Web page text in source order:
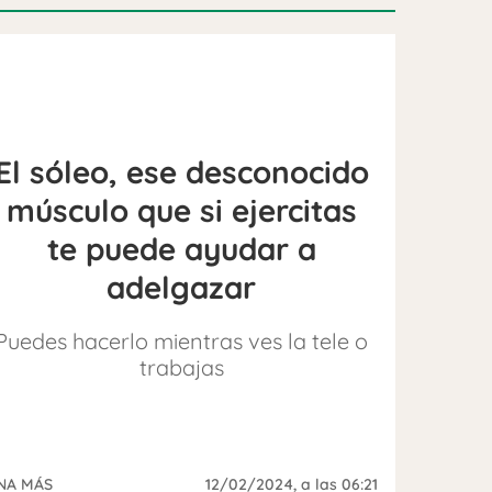
sóleo, ese desconocido
músculo que si ejercitas
te puede ayudar a
adelgazar
hacerlo mientras ves la tele o
trabajas
MÁS 12/02/2024, a las 06:21